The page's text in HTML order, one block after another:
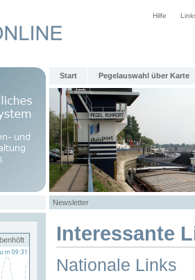
Hilfe
Start Pegelauswahl über Karte
Newsletter
Interessante
Nationale Links